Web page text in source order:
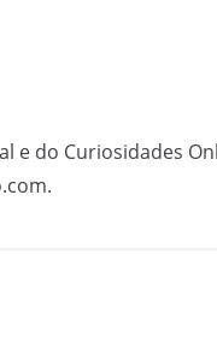
e do Curiosidades